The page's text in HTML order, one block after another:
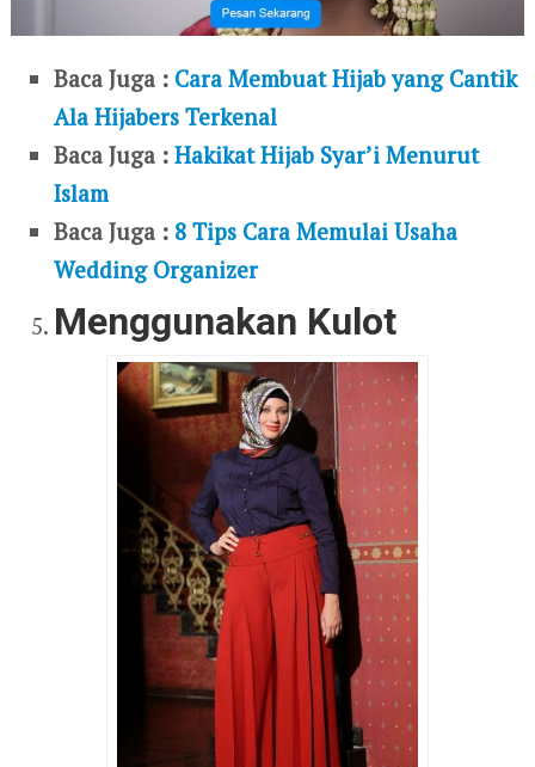
Baca Juga : Cara Membuat Hijab yang Cantik
Ala Hijabers Terkenal
Baca Juga :Hakikat Hijab Syar’i Menurut
Islam
Baca Juga : 8 Tips Cara Memulai Usaha
Wedding Organizer
Menggunakan Kulot